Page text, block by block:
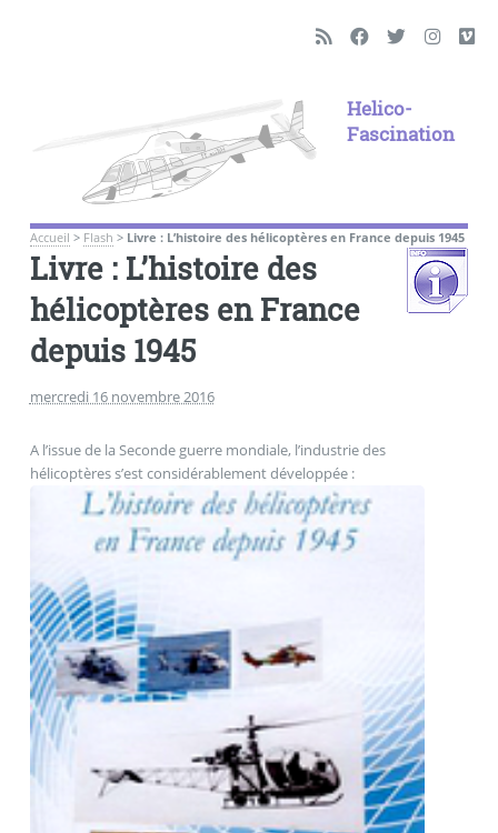
Helico-
Fascination
Accueil > Flash > Livre : L’histoire des hélicoptères en France depuis 1945
Livre : L’histoire des
hélicoptères en France
depuis 1945
mercredi 16 novembre 2016
A l’issue de la Seconde guerre mondiale, l’industrie des
hélicoptères s’est considérablement développée :